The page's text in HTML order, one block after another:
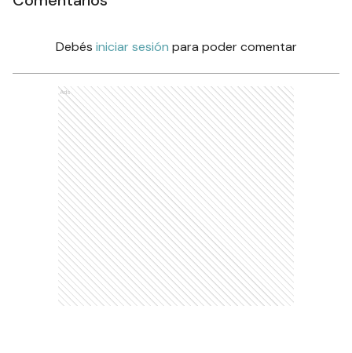
Debés iniciar sesión para poder comentar
Ads